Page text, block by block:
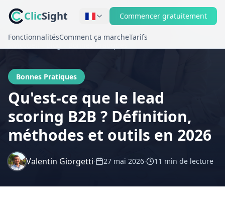
ClicSight Commencer gratuitement
FonctionnalitésComment ça marcheTarifs
Bonnes Pratiques
Bonnes Pratiques
Qu'est-ce que le lead
scoring B2B ? Définition,
méthodes et outils en 2026
Valentin Giorgetti· 27 mai 2026· 11 min de lecture